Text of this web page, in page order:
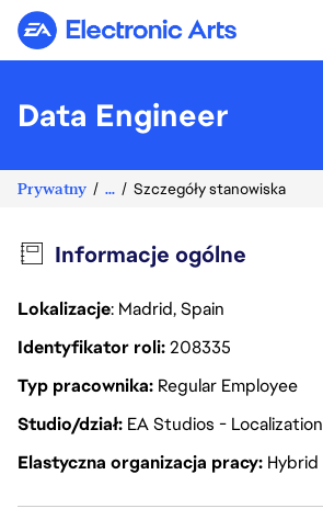
Electronic Arts
Data Engineer
Prywatny ... Szczegóły stanowiska
Informacje ogólne
Lokalizacje: Madrid, Spain
Identyfikator roli208335
Typ pracownika Regular Employee
Studio/dział EA Studios - Localization
Elastyczna organizacja pracy Hybrid